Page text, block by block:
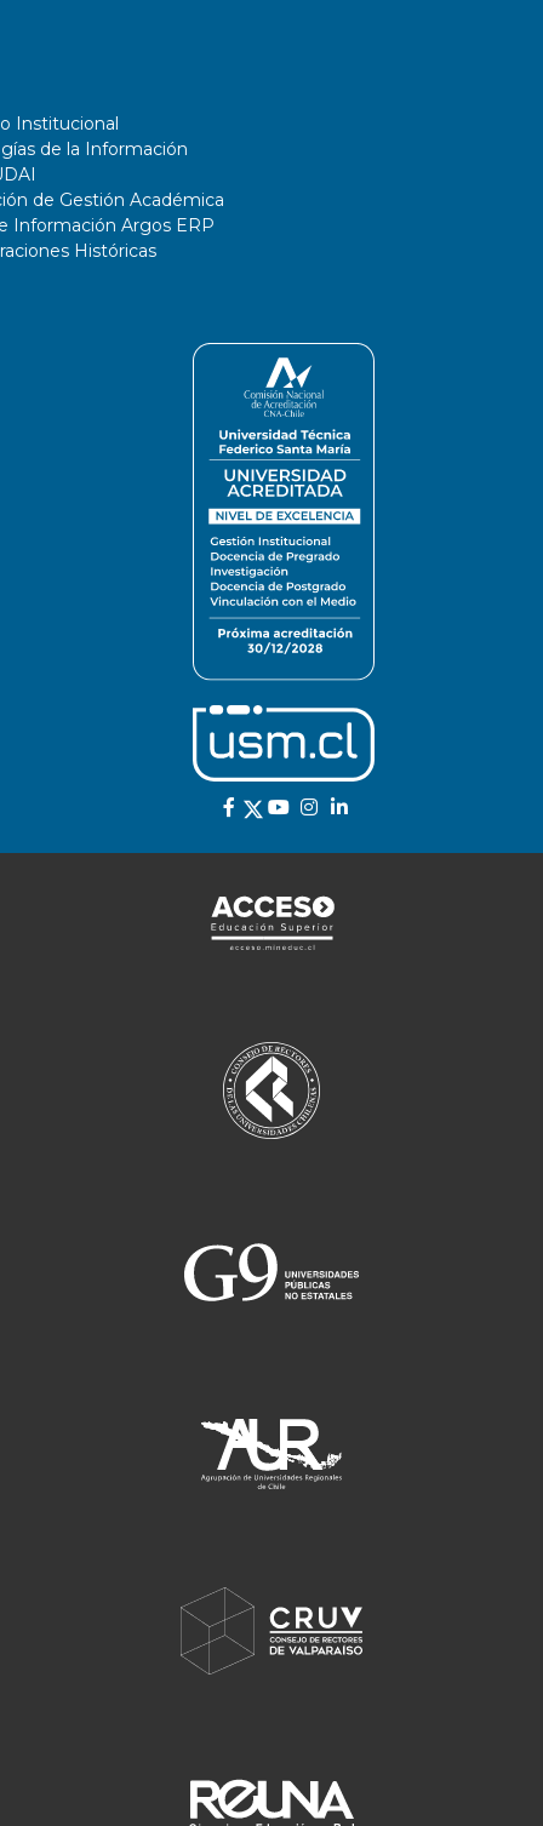
Institucional
de la Información
de Gestión Académica
Información Argos ERP
Históricas